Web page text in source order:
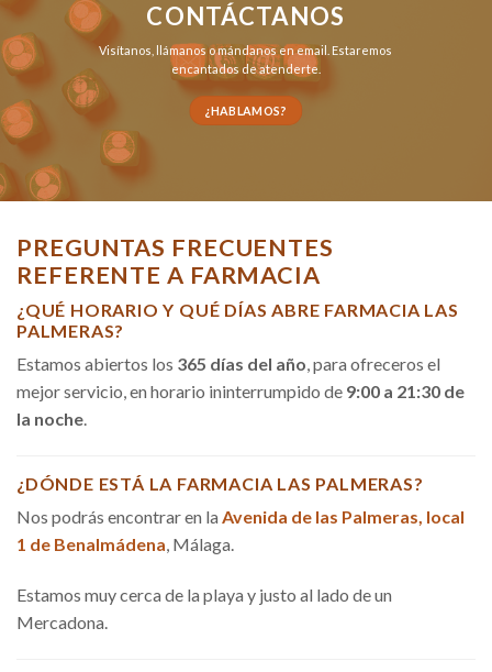
CONTÁCTANOS
Visítanos, llámanosomándanos en email . Estaremos
encantados de atenderte.
¿HABLAMOS?
PREGUNTAS FRECUENTES
REFERENTE A FARMACIA
¿QUÉ HORARIO Y QUÉ DÍAS ABRE FARMACIA LAS
PALMERAS?
Estamos abiertos los 365 días del año, para ofreceros el
mejor servicio, en horario ininterrumpido de 9:00 a 21:30 de
la noche.
¿DÓNDE ESTÁ LA FARMACIA LAS PALMERAS?
Nos podrás encontrar en la Avenida de las Palmeras, local
1 de Benalmádena, Málaga.
Estamos muy cerca de la playa y justo al lado de un
Mercadona.